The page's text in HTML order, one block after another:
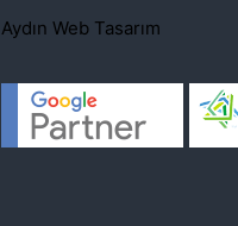
Aydın Web Tasarım